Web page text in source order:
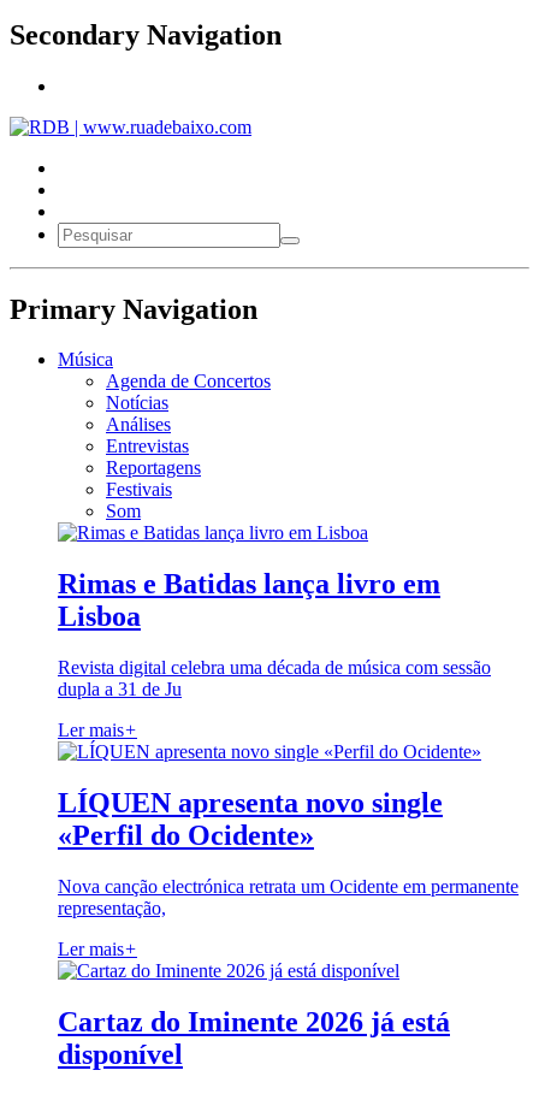
Secondary Navigation
Primary Navigation
Música
Agenda de Concertos
Notícias
Análises
Entrevistas
Reportagens
Festivais
Som
Rimas e Batidas lança livro em
Lisboa
Revista digital celebra uma década de música com sessão
dupla a 31 de Ju
Ler mais+
LÍQUEN apresenta novo single
«Perfil do Ocidente»
Nova canção electrónica retrata um Ocidente em permanente
representação,
Ler mais+
Cartaz do Iminente 2026 já está
disponível